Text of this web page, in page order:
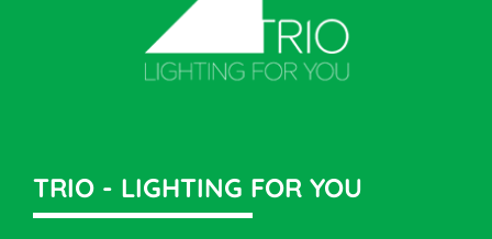
TRIO - LIGHTING FOR YOU